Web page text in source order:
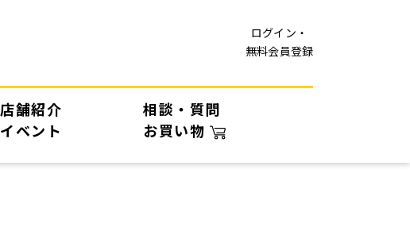
ログイン・
無料会員登録
店舗紹介
相談・質問
イベント お買い物